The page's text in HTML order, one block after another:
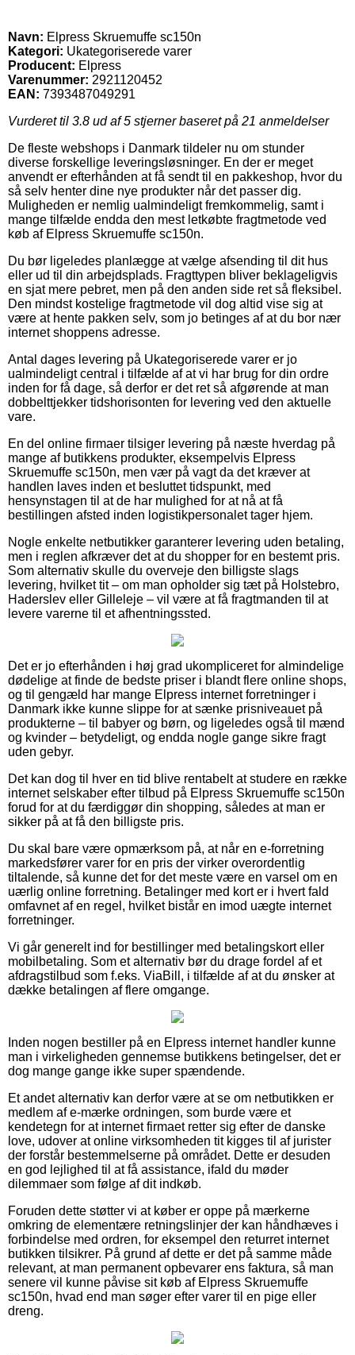
Navn: Elpress Skruemuffe sc150n
Kategori: Ukategoriserede varer
Producent: Elpress
Varenummer: 2921120452
EAN: 7393487049291
Vurderet til 3.8 ud af 5 stjerner baseret på 21 anmeldelser
De fleste webshops i Danmark tildeler nu om stunder
diverse forskellige leveringsløsninger. En der er meget
anvendt er efterhånden at få sendt til en pakkeshop, hvor du
så selv henter dine nye produkter når det passer dig.
Muligheden er nemlig ualmindeligt fremkommelig, samt i
mange tilfælde endda den mest letkøbte fragtmetode ved
køb af Elpress Skruemuffe sc150n.
Du bør ligeledes planlægge at vælge afsending til dit hus
eller ud til din arbejdsplads. Fragttypen bliver beklageligvis
en sjat mere pebret, men på den anden side ret så fleksibel.
Den mindst kostelige fragtmetode vil dog altid vise sig at
være at hente pakken selv, som jo betinges af at du bor nær
internet shoppens adresse.
Antal dages levering på Ukategoriserede varer er jo
ualmindeligt central i tilfælde af at vi har brug for din ordre
inden for få dage, så derfor er det ret så afgørende at man
dobbelttjekker tidshorisonten for levering ved den aktuelle
vare.
En del online firmaer tilsiger levering på næste hverdag på
mange af butikkens produkter, eksempelvis Elpress
Skruemuffe sc150n, men vær på vagt da det kræver at
handlen laves inden et besluttet tidspunkt, med
hensynstagen til at de har mulighed for at nå at få
bestillingen afsted inden logistikpersonalet tager hjem.
Nogle enkelte netbutikker garanterer levering uden betaling,
men i reglen afkræver det at du shopper for en bestemt pris.
Som alternativ skulle du overveje den billigste slags
levering, hvilket tit – om man opholder sig tæt på Holstebro,
Haderslev eller Gilleleje – vil være at få fragtmanden til at
levere varerne til et afhentningssted.
Det er jo efterhånden i høj grad ukompliceret for almindelige
dødelige at finde de bedste priser i blandt flere online shops,
og til gengæld har mange Elpress internet forretninger i
Danmark ikke kunne slippe for at sænke prisniveauet på
produkterne – til babyer og børn, og ligeledes også til mænd
og kvinder – betydeligt, og endda nogle gange sikre fragt
uden gebyr.
Det kan dog til hver en tid blive rentabelt at studere en række
internet selskaber efter tilbud på Elpress Skruemuffe sc150n
forud for at du færdiggør din shopping, således at man er
sikker på at få den billigste pris.
Du skal bare være opmærksom på, at når en e-forretning
markedsfører varer for en pris der virker overordentlig
tiltalende, så kunne det for det meste være en varsel om en
uærlig online forretning. Betalinger med kort er i hvert fald
omfavnet af en regel, hvilket bistår en imod uægte internet
forretninger.
Vi går generelt ind for bestillinger med betalingskort eller
mobilbetaling. Som et alternativ bør du drage fordel af et
afdragstilbud som f.eks. ViaBill, i tilfælde af at du ønsker at
dække betalingen af flere omgange.
Inden nogen bestiller på en Elpress internet handler kunne
man i virkeligheden gennemse butikkens betingelser, det er
dog mange gange ikke super spændende.
Et andet alternativ kan derfor være at se om netbutikken er
medlem af e-mærke ordningen, som burde være et
kendetegn for at internet firmaet retter sig efter de danske
love, udover at online virksomheden tit kigges til af jurister
der forstår bestemmelserne på området. Dette er desuden
en god lejlighed til at få assistance, ifald du møder
dilemmaer som følge af dit indkøb.
Foruden dette støtter vi at køber er oppe på mærkerne
omkring de elementære retningslinjer der kan håndhæves i
forbindelse med ordren, for eksempel den returret internet
butikken tilsikrer. På grund af dette er det på samme måde
relevant, at man permanent opbevarer ens faktura, så man
senere vil kunne påvise sit køb af Elpress Skruemuffe
sc150n, hvad end man søger efter varer til en pige eller
dreng.